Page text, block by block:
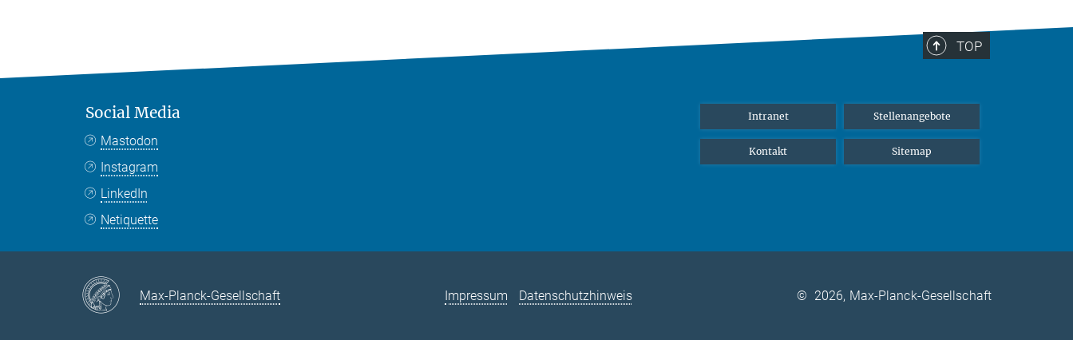
TOP
Social Media
Mastodon
Instagram
LinkedIn
Netiquette
Intranet Stellenangebote
Kontakt Sitemap
Max-Planck-Gesellschaft Impressum Datenschutzhinweis © 2026, Max-Planck-Gesellschaft